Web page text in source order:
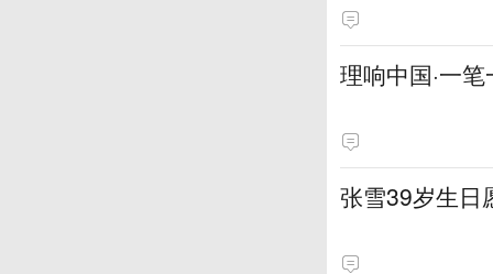
理响中国·一
张雪39岁生日